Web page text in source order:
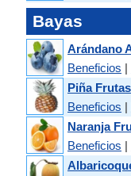
Bayas
Arándano
Beneficios |
Piña Frutas
Beneficios |
Naranja
Beneficios |